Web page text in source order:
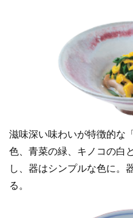
滋味深い味わいが特徴的な
色、青菜の緑、キノコの白
し、器はシンプルな色に。
る。